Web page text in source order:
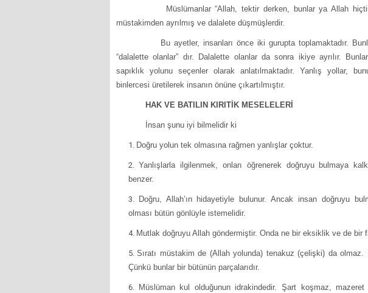
Müslümanlar “Allah, tektir derken, bunlar ya Allah hiçtir
müstakimden ayrılmış ve dalalete düşmüşlerdir.
Bu ayetler, insanları önce iki gurupta toplamaktadır. Bunlar,
“dalalette olanlar” dır. Dalalette olanlar da sonra ikiye ayrılır.
sapıklık yolunu seçenler olarak anlatılmaktadır. Yanlış yollar,
binlercesi üretilerek insanın önüne çıkartılmıştır.
HAK VE BATILIN KIRITİK MESELELERİ
İnsan şunu iyi bilmelidir ki
Doğru yolun tek olmasına rağmen yanlışlar çoktur.
Yanlışlarla ilgilenmek, onları öğrenerek doğruyu bulmaya
benzer.
Doğru, Allah’ın hidayetiyle bulunur. Ancak insan doğruyu
olması bütün gönlüyle istemelidir.
Mutlak doğruyu Allah göndermiştir. Onda ne bir eksiklik ve de bir
Sıratı müstakim de (Allah yolunda) tenakuz (çelişki) da olmaz.
Çünkü bunlar bir bütünün parçalarıdır.
Müslüman kul olduğunun idrakindedir. Şart koşmaz,